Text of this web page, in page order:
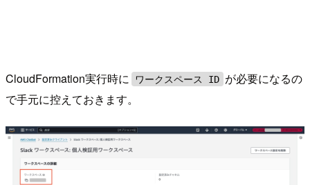
CloudFormation実行時に ワークスペース ID が必要になるの
で手元に控えておきます。